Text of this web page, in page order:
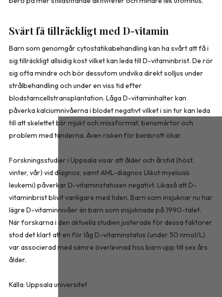
Svårt få tillräckligt med D-vitamin
Barn som genomgår cytostatikabehandling kan ha svårt att få i
sig tillräckligt allsidig kost vilket kan leda till D-vitaminbrist. De rör
sig ofta mindre och bör dessutom undvika direkt solljus under
strålbehandling och under en viss tid efter
blodstamcellstransplantation. Låga D-vitaminhalter kan
påverka kalciumnivåerna i blodet negativt vilket i sin tur kan leda
till att skelettet blir mjukt och missformat, bensmärtor och
problem med tänderna. Även risken för benbrott ökar.
Forskningsstudier i Uppsala visar att ålder och årstid (höst,
vinter, vår) vid diagnos, samt AML-diagnos (Akut myeloisk
leukemi) påverkar D-vitaminstatusen negativt. Likaså att D-
vitaminbrist blivit vanligare med tiden. Barn som insjuknar nu har
lägre D-vitaminnivåer än barn som insjuknade på 1990-talet.
När forskarna i den aktuella studien justerade för dessa faktorer
stod det klart att en för låg D-vitaminstatus (under 50 nmol/L)
var associerad med sämre överlevnad hos barn upp till sex års
ålder.
Källa: Uppsala universitet